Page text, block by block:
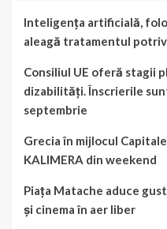
Inteligența artificială,
aleagă tratamentul
Consiliul UE oferă stagii
dizabilități. Înscrierile
septembrie
Grecia în mijlocul
KALIMERA din weekend
Piața Matache aduce
și cinema în aer liber